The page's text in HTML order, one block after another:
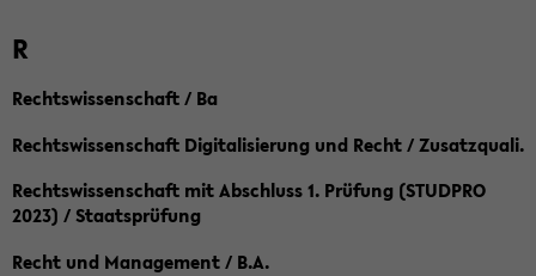
R
Rechtswissenschaft / Ba
Rechtswissenschaft Digitalisierung und Recht / Zusatzquali.
Rechtswissenschaft mit Abschluss 1. Prüfung (STUDPRO
2023) / Staatsprüfung
Recht und Management / B.A.